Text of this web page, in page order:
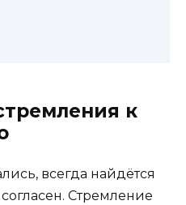
к
всегда найдётся
Стремление